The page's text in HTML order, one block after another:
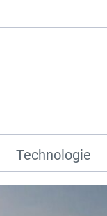
Technologie